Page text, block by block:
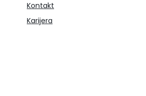
Kontakt
Karijera